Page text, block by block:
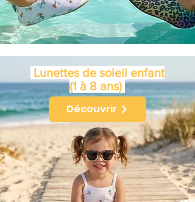
Lunettes de soleil enfant
(1 à 8 ans)
Découvrir